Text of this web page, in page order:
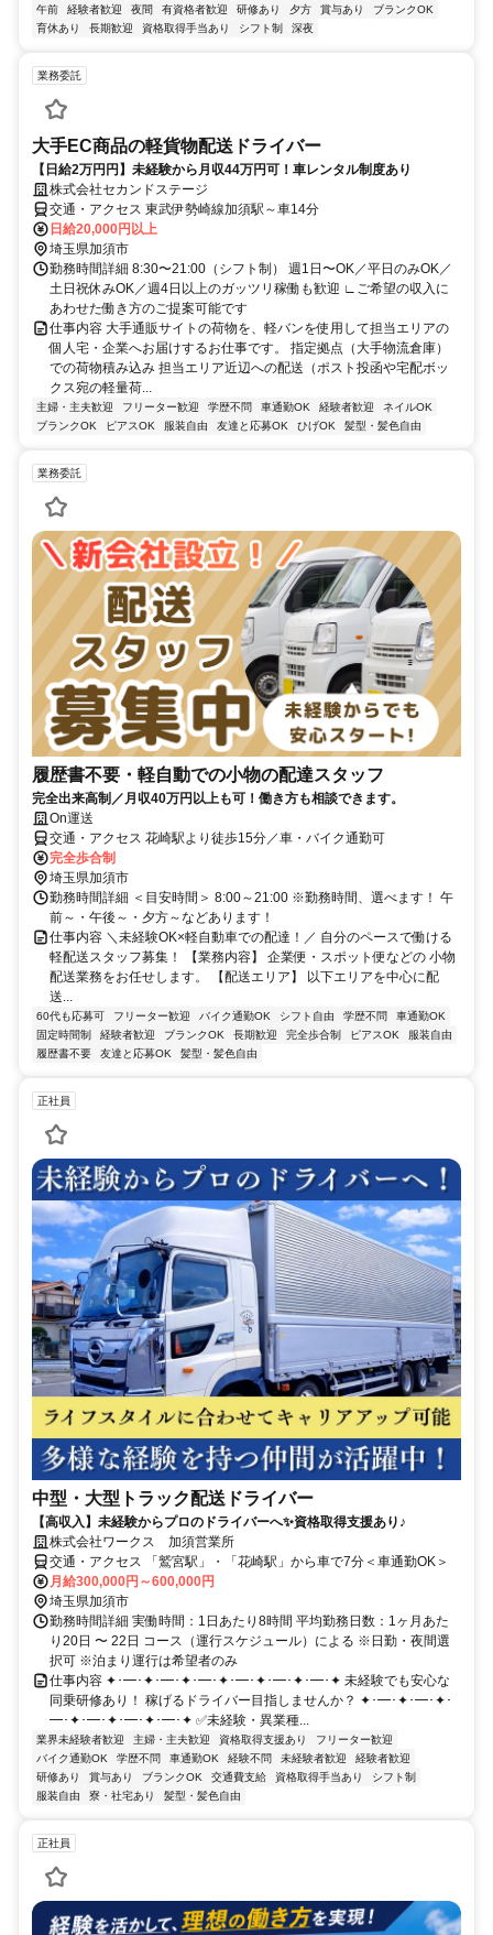
午前 経験者歓迎 夜間 有資格者歓迎 研修あり 夕方 賞与あり
ブランクOK
育休あり
長期歓迎 資格取得手当あり シフト制 深夜
業務委託
大手EC商品の軽貨物配送ドライバー
【日給2万円円】未経験から月収44万円可！車レンタル制度あり
株式会社セカンドステージ
交通・アクセス 東武伊勢崎線加須駅～車14分
日給20,000円以上
埼玉県加須市
勤務時間詳細 8:30〜21:00（シフト制） 週1日〜OK／平日のみOK／
土日祝休みOK／週4日以上のガッツリ稼働も歓迎 ∟ご希望の収入に
あわせた働き方のご提案可能です
仕事内容 大手通販サイトの荷物を、軽バンを使用して担当エリアの
個人宅・企業へお届けするお仕事です。 指定拠点（大手物流倉庫）
での荷物積み込み 担当エリア近辺への配送（ポスト投函や宅配ボッ
クス宛の軽量荷...
主婦・主夫歓迎 フリーター歓迎 学歴不問 車通勤OK 経験者歓迎
ネイルOK
ブランクOK
ピアスOK 服装自由 友達と応募OK ひげOK 髪型・髪色自由
業務委託
履歴書不要・軽自動での小物の配達スタッフ
完全出来高制／月収40万円以上も可！働き方も相談できます。
On運送
交通・アクセス 花崎駅より徒歩15分／車・バイク通勤可
完全歩合制
埼玉県加須市
勤務時間詳細 ＜目安時間＞ 8:00～21:00 ※勤務時間、選べます！ 午
前～・午後～・夕方～などあります！
仕事内容 ＼未経験OK×軽自動車での配達！／ 自分のペースで働ける
軽配送スタッフ募集！ 【業務内容】 企業便・スポット便などの 小物
配送業務をお任せします。 【配送エリア】 以下エリアを中心に配
送...
60代も応募可 フリーター歓迎 バイク通勤OK シフト自由 学歴不問
車通勤OK
固定時間制
経験者歓迎 ブランクOK 長期歓迎 完全歩合制 ピアスOK
服装自由
履歴書不要
友達と応募OK 髪型・髪色自由
正社員
中型・大型トラック配送ドライバー
【高収入】未経験からプロのドライバーへ✨資格取得支援あり♪
株式会社ワークス 加須営業所
交通・アクセス 「鷲宮駅」・「花崎駅」から車で7分＜車通勤OK＞
月給300,000円～600,000円
埼玉県加須市
勤務時間詳細 実働時間：1日あたり8時間 平均勤務日数：1ヶ月あた
り20日 〜 22日 コース（運行スケジュール）による ※日勤・夜間選
択可 ※泊まり運行は希望者のみ
仕事内容 ✦･━･✦･━･✦･━･✦･━･✦･━･✦･━･✦ 未経験でも安心な
同乗研修あり！ 稼げるドライバー目指しませんか？ ✦･━･✦･━･✦･
━･✦･━･✦･━･✦･━･✦ ✅未経験・異業種...
業界未経験者歓迎 主婦・主夫歓迎 資格取得支援あり
フリーター歓迎
バイク通勤OK
学歴不問 車通勤OK 経験不問 未経験者歓迎
経験者歓迎
研修あり
賞与あり ブランクOK 交通費支給 資格取得手当あり
シフト制
服装自由
寮・社宅あり 髪型・髪色自由
正社員